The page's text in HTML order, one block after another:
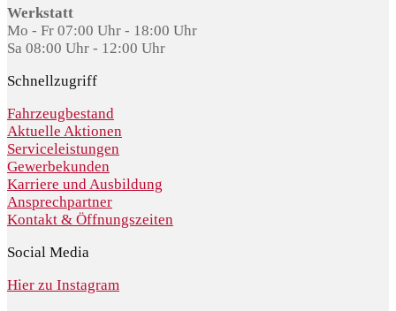
Werkstatt
Mo - Fr 07:00 Uhr - 18:00 Uhr
Sa 08:00 Uhr - 12:00 Uhr
Schnellzugriff
Fahrzeugbestand
Aktuelle Aktionen
Serviceleistungen
Gewerbekunden
Karriere und Ausbildung
Ansprechpartner
Kontakt & Öffnungszeiten
Social Media
Hier zu Instagram